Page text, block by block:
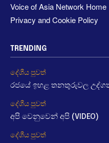
Voice of Asia Network Home
Privacy and Cookie Policy
TRENDING
දේශීය පුවත්
රජයේ ඉහළ තනතුරුවල උද්ගත
දේශීය පුවත්
අපි වෙනුවෙන් අපි (VIDEO)
දේශීය පුවත්